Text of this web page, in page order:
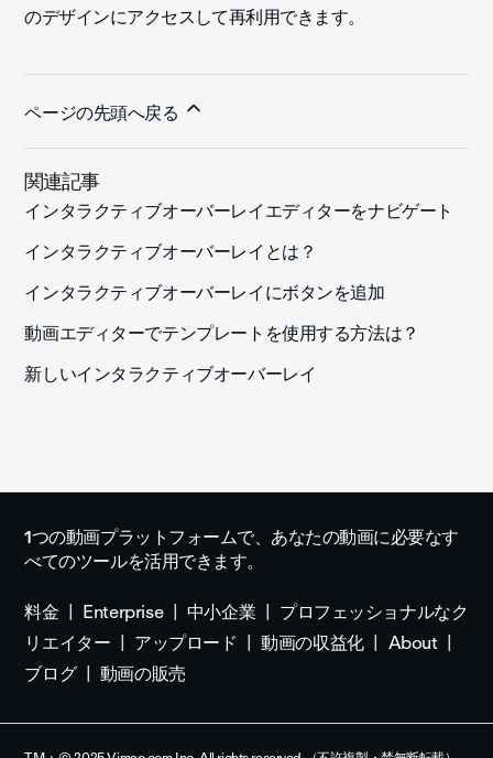
のデザインにアクセスして再利用できます。
ページの先頭へ戻る
関連記事
インタラクティブオーバーレイエディターをナビゲート
インタラクティブオーバーレイとは？
インタラクティブオーバーレイにボタンを追加
動画エディターでテンプレートを使用する方法は？
新しいインタラクティブオーバーレイ
1つの動画プラットフォームで、あなたの動画に必要なす
べてのツールを活用できます。
料金
Enterprise 中小企業
プロフェッショナルなク
リエイター
アップロード 動画の収益化
About
ブログ
動画の販売